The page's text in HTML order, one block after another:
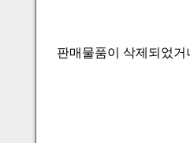
판매물품이 삭제되었